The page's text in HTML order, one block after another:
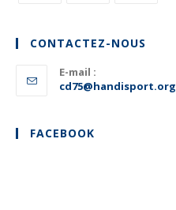
un
un
nouvel
onglet
un
onglet
CONTACTEZ-NOUS
E-mail :
cd75@handisport.org
FACEBOOK